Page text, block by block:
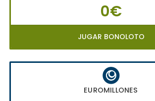
0€
JUGAR BONOLOTO
EUROMILLONES